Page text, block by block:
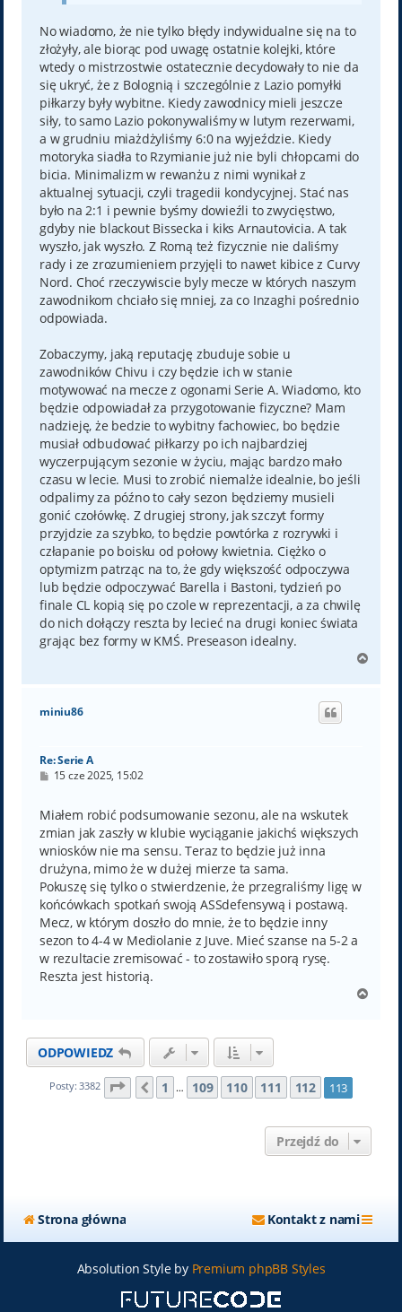
No wiadomo, że nie tylko błędy indywidualne się na to
złożyły, ale biorąc pod uwagę ostatnie kolejki, które
wtedy o mistrzostwie ostatecznie decydowały to nie da
się ukryć, że z Bolognią i szczególnie z Lazio pomyłki
piłkarzy były wybitne. Kiedy zawodnicy mieli jeszcze
siły, to samo Lazio pokonywaliśmy w lutym rezerwami,
a w grudniu miażdżyliśmy 6:0 na wyjeździe. Kiedy
motoryka siadła to Rzymianie już nie byli chłopcami do
bicia. Minimalizm w rewanżu z nimi wynikał z
aktualnej sytuacji, czyli tragedii kondycyjnej. Stać nas
było na 2:1 i pewnie byśmy dowieźli to zwycięstwo,
gdyby nie blackout Bissecka i kiks Arnautovicia. A tak
wyszło, jak wyszło. Z Romą też fizycznie nie daliśmy
rady i ze zrozumieniem przyjęli to nawet kibice z Curvy
Nord. Choć rzeczywiscie byly mecze w których naszym
zawodnikom chciało się mniej, za co Inzaghi pośrednio
odpowiada.
Zobaczymy, jaką reputację zbuduje sobie u
zawodników Chivu i czy będzie ich w stanie
motywować na mecze z ogonami Serie A. Wiadomo, kto
będzie odpowiadał za przygotowanie fizyczne? Mam
nadzieję, że bedzie to wybitny fachowiec, bo będzie
musiał odbudować piłkarzy po ich najbardziej
wyczerpującym sezonie w życiu, mając bardzo mało
czasu w lecie. Musi to zrobić niemalże idealnie, bo jeśli
odpalimy za późno to cały sezon będziemy musieli
gonić czołówkę. Z drugiej strony, jak szczyt formy
przyjdzie za szybko, to będzie powtórka z rozrywki i
człapanie po boisku od połowy kwietnia. Ciężko o
optymizm patrząc na to, że gdy większość odpoczywa
lub będzie odpoczywać Barella i Bastoni, tydzień po
finale CL kopią się po czole w reprezentacji, a za chwilę
do nich dołączy reszta by lecieć na drugi koniec świata
grając bez formy w KMŚ. Preseason idealny.
g
miniu86
Re: Serie A
P
t
15 cze 2025, 15:02
Miałem robić podsumowanie sezonu, ale na wskutek
zmian jak zaszły w klubie wyciąganie jakichś większych
wniosków nie ma sensu. Teraz to będzie już inna
drużyna, mimo że w dużej mierze ta sama.
Pokuszę się tylko o stwierdzenie, że przegraliśmy ligę w
końcówkach spotkań swoją ASSdefensywą i postawą.
Mecz, w którym doszło do mnie, że to będzie inny
sezon to 4-4 w Mediolanie z Juve. Mieć szanse na 5-2 a
w rezultacie zremisować - to zostawiło sporą rysę.
Reszta jest historią.
ODPOWIEDZ
Posty: 3382 Strona 113 z113
Poprzednia
1 … 109 110 111 112 113
Przejdź do
Strona główna Kontakt z nami
Absolution Style by Premium phpBB Styles